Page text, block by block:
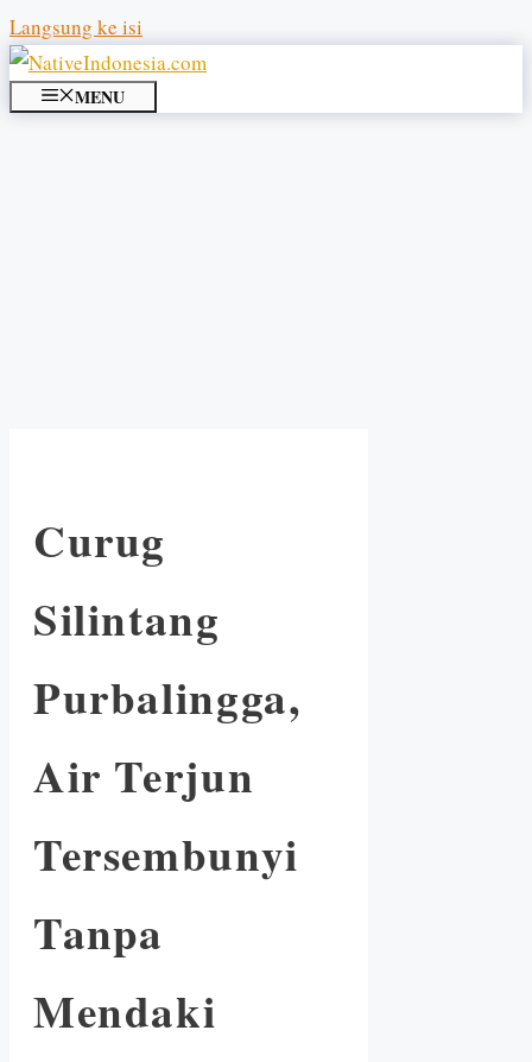
Langsung ke isi
MENU
Curug
Silintang
Purbalingga,
Air Terjun
Tersembunyi
Tanpa
Mendaki